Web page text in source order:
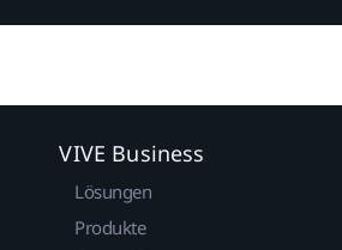
VIVE Business
Lösungen
Produkte